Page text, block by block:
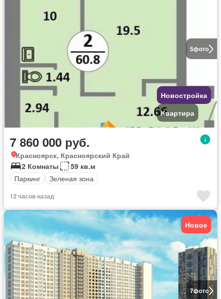
5фото
Новостройка
Квартира
7 860 000 руб.
Красноярск, Красноярский Край
2 Комнаты
59 кв.м
Паркинг
Зеленая зона
12 часов назад
7фото
Новое